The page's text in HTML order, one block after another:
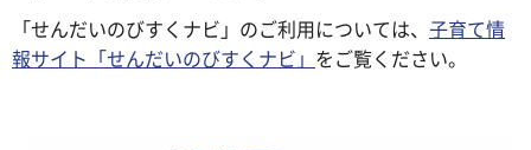
「せんだいのびすくナビ」のご利用については、 子育て情
報サイト「せんだいのびすくナビ」 をご覧ください。